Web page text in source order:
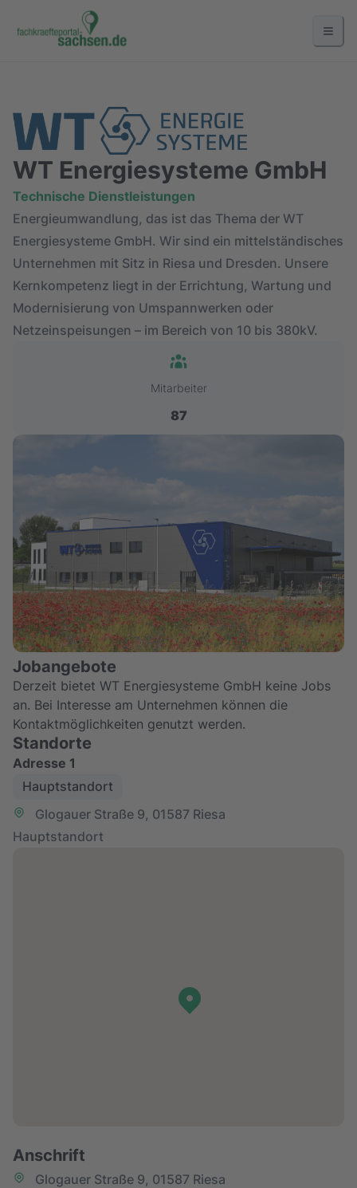
Anschrift
Glogauer Straße 9, 01587 Riesa
WT Energiesysteme GmbH
Technische Dienstleistungen
Energieumwandlung, das ist das Thema der WT
Energiesysteme GmbH. Wir sind ein mittelständisches
Unternehmen mit Sitz in Riesa und Dresden. Unsere
Kernkompetenz liegt in der Errichtung, Wartung und
Modernisierung von Umspannwerken oder
Netzeinspeisungen – im Bereich von 10 bis 380kV.
Mitarbeiter
87
Jobangebote
Derzeit bietet WT Energiesysteme GmbH keine Jobs
an. Bei Interesse am Unternehmen können die
Kontaktmöglichkeiten genutzt werden.
Standorte
Adresse 1
Hauptstandort
Glogauer Straße 9, 01587 Riesa
Hauptstandort